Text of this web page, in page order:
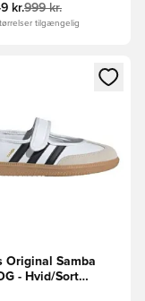
kr.999 kr.
tilgængelig
dig som
en Modal til at logge
Original Samba
- Hvid/Sort